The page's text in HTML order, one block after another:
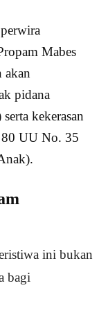
Mabes
akan
pidana
kekerasan
80 UU No. 35
ini bukan
bagi